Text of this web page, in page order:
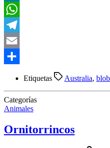
LinkedIn
WhatsApp
Telegram
Email
Etiquetas Australia,
Categorías
Animales
Ornitorrincos